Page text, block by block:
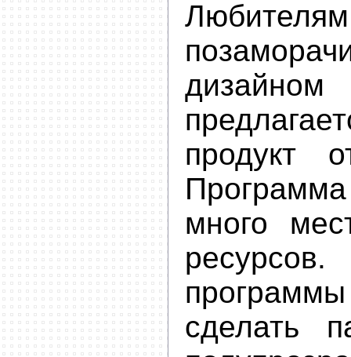
Любителям
продукт
много
сделать